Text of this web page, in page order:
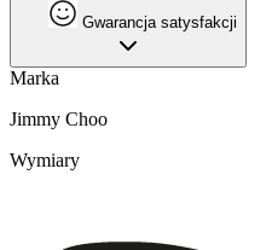
Gwarancja satysfakcji
Marka
Jimmy Choo
Wymiary